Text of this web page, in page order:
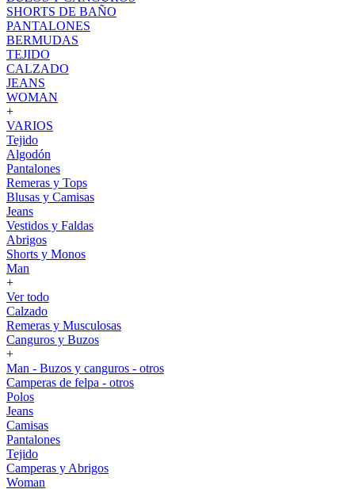
SHORTS DE BAÑO
PANTALONES
BERMUDAS
TEJIDO
CALZADO
JEANS
WOMAN
+
VARIOS
Tejido
Algodón
Pantalones
Remeras y Tops
Blusas y Camisas
Jeans
Vestidos y Faldas
Abrigos
Shorts y Monos
Man
+
Ver todo
Calzado
Remeras y Musculosas
Canguros y Buzos
+
Man - Buzos y canguros - otros
Camperas de felpa - otros
Polos
Jeans
Camisas
Pantalones
Tejido
Camperas y Abrigos
Woman